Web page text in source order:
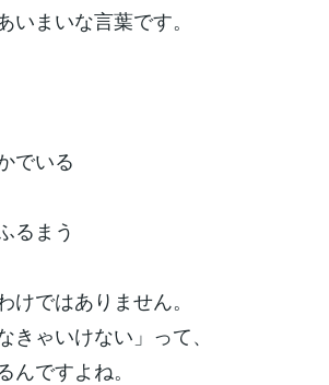
いまいな言葉です。
でいる
るまう
ではありません。
ゃいけない」って、
ですよね。